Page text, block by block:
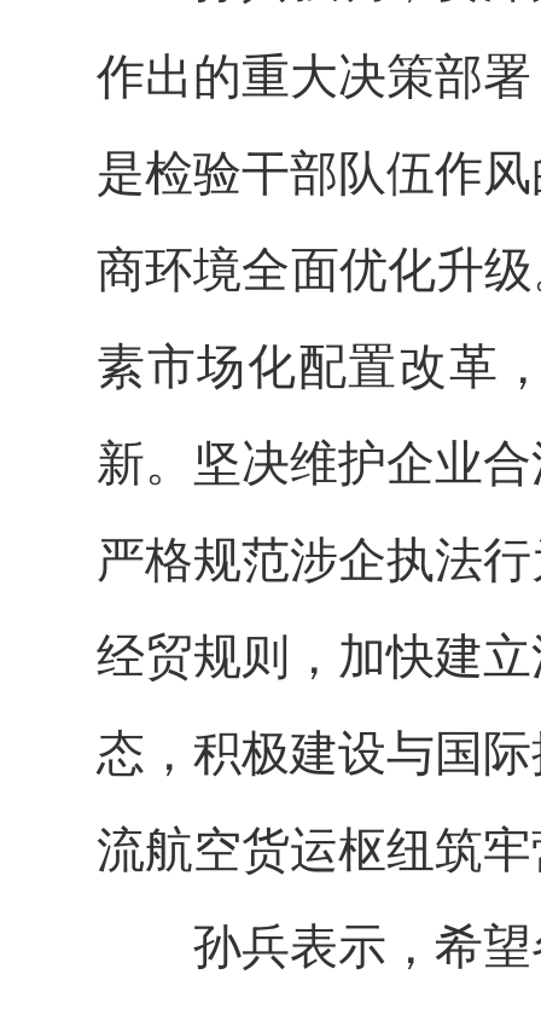
作出的重大决策部
是检验干部队伍作
商环境全面优化升
素市场化配置改革
新。坚决维护企业
严格规范涉企执法
经贸规则，加快建
态，积极建设与国
流航空货运枢纽筑
孙兵表示，希